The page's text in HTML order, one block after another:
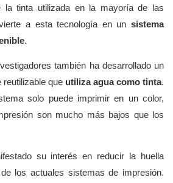
la tinta utilizada en la mayoría de las
a esta tecnología en un sistema
.
también ha desarrollado un
reutilizable que utiliza agua como tinta.
solo puede imprimir en un color,
son mucho más bajos que los
su interés en reducir la huella
los actuales sistemas de impresión.